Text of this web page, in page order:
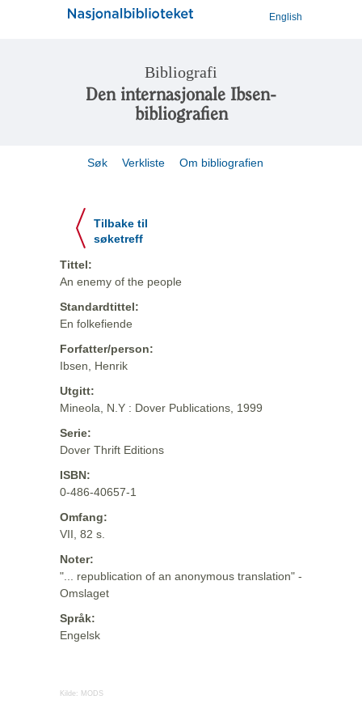
English
Bibliografi
Den internasjonale Ibsen-
bibliografien
Søk Verkliste Om bibliografien
Tilbake til
søketreff
Tittel:
An enemy of the people
Standardtittel:
En folkefiende
Forfatter/person:
Ibsen, Henrik
Utgitt:
Mineola, N.Y : Dover Publications, 1999
Serie:
Dover Thrift Editions
ISBN:
0-486-40657-1
Omfang:
VII, 82 s.
Noter:
"... republication of an anonymous translation" -
Omslaget
Språk:
Engelsk
Kilde: MODS